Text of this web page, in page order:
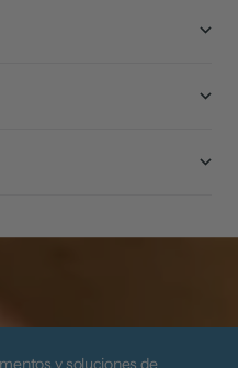
y soluciones de